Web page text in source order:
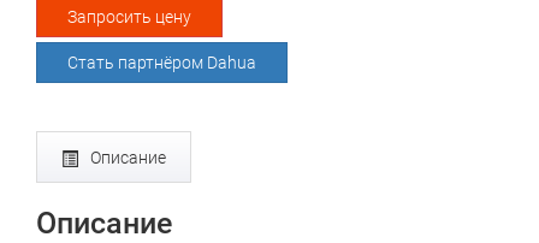
Запросить цену
Стать партнёром Dahua
Описание
Описание